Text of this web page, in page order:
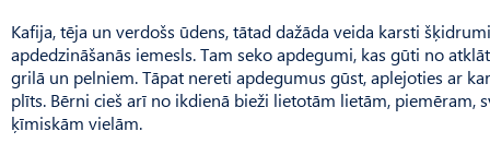
Kafija, tēja un verdošs ūdens, tātad dažāda veida karsti
apdedzināšanās iemesls. Tam seko apdegumi, kas gūti no
grilā un pelniem. Tāpat nereti apdegumus gūst, aplejoties ar
plīts. Bērni cieš arī no ikdienā bieži lietotām lietām, piemēram,
ķīmiskām vielām.